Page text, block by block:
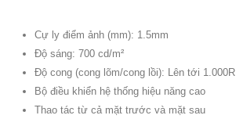
Cự ly điểm ảnh (mm): 1.5mm
Độ sáng: 700 cd/m²
Độ cong (cong lõm/cong lồi): Lên tới 1.000R
Bộ điều khiển hệ thống hiệu năng cao
Thao tác từ cả mặt trước và mặt sau